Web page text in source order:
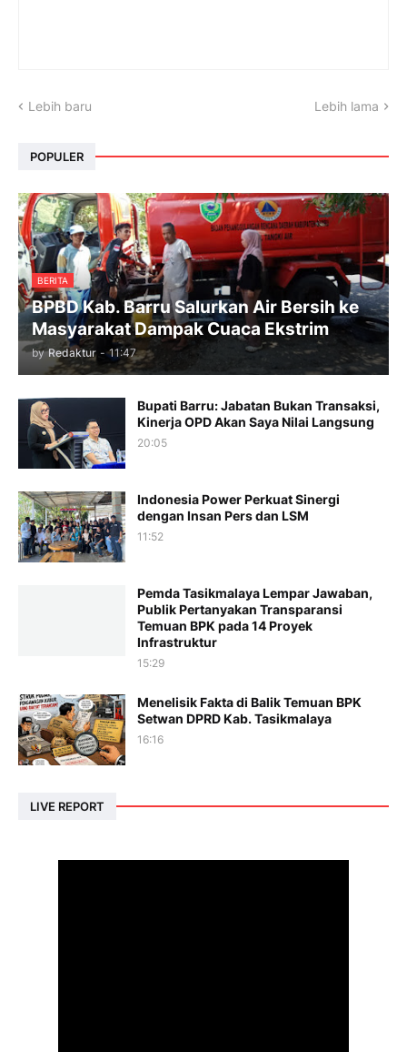
Lebih baru Lebih lama
POPULER
BERITA
BPBD Kab. Barru Salurkan Air Bersih ke
Masyarakat Dampak Cuaca Ekstrim
by Redaktur - 11:47
Bupati Barru: Jabatan Bukan Transaksi,
Kinerja OPD Akan Saya Nilai Langsung
20:05
Indonesia Power Perkuat Sinergi
dengan Insan Pers dan LSM
11:52
Pemda Tasikmalaya Lempar Jawaban,
Publik Pertanyakan Transparansi
Temuan BPK pada 14 Proyek
Infrastruktur
15:29
Menelisik Fakta di Balik Temuan BPK
Setwan DPRD Kab. Tasikmalaya
16:16
LIVE REPORT